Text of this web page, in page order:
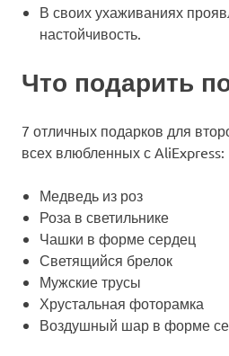
В своих ухаживаниях
настойчивость.
Что подарить
7 отличных подарков для
всех влюбленных с AliExpress:
Медведь из роз
Роза в светильнике
Чашки в форме сердец
Светящийся брелок
Мужские трусы
Хрустальная фоторамка
Воздушный шар в форме